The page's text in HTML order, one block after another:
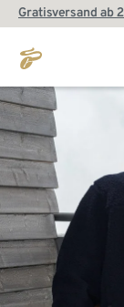
Gratisversand ab